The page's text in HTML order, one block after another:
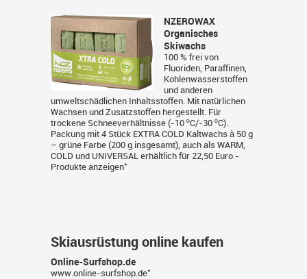
NZEROWAX
Organisches
Skiwachs
100 % frei von
Fluoriden, Paraffinen,
Kohlenwasserstoffen
und anderen
umweltschädlichen Inhaltsstoffen. Mit natürlichen
Wachsen und Zusatzstoffen hergestellt. Für
trockene Schneeverhältnisse (-10 ºC/-30 ºC).
Packung mit 4 Stück EXTRA COLD Kaltwachs à 50 g
– grüne Farbe (200 g insgesamt), auch als WARM,
COLD und UNIVERSAL erhältlich für 22,50 Euro -
Produkte anzeigen*
Skiausrüstung online kaufen
Online-Surfshop.de
www.online-surfshop.de*